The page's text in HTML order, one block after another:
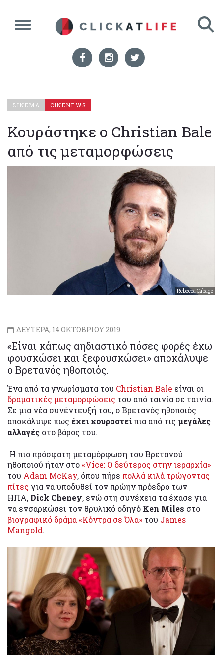
ΣΙΝΕΜΑ CINENEWS
Κουράστηκε ο Christian Bale
από τις μεταμορφώσεις
Rebecca Cabage
ΔΕΥΤΕΡΑ, 14 ΟΚΤΩΒΡΙΟΥ 2019
«Είναι κάπως αηδιαστικό πόσες φορές έχω
φουσκώσει και ξεφουσκώσει» αποκάλυψε
ο Βρετανός ηθοποιός.
Ένα από τα γνωρίσματα του Christian Bale είναι οι
δραματικές μεταμορφώσεις του από ταινία σε ταινία.
Σε μια νέα συνέντευξή του, ο Βρετανός ηθοποιός
αποκάλυψε πως έχει κουραστεί πια από τις μεγάλες
αλλαγές στο βάρος του.
Η πιο πρόσφατη μεταμόρφωση του Βρετανού
ηθοποιού ήταν στο«Vice: O δεύτερος στην ιεραρχία»
του Adam McKay, όπου πήρε πολλά κιλά τρώγοντας
πίτες για να υποδυθεί τον πρώην πρόεδρο των
ΗΠΑ, Dick Cheney, ενώ στη συνέχεια τα έχασε για
να ενσαρκώσει τον θρυλικό οδηγό Ken Miles στο
βιογραφικό δράμα «Κόντρα σε Όλα» του James
Mangold.